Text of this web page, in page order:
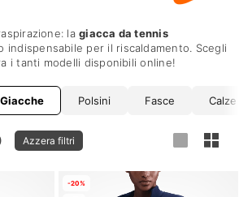
lagiacca da tennis
indispensabile per il riscaldamento. Scegli
i tanti modelli disponibili online!
Giacche Polsini Fasce Calze
Azzera filtri
-20%